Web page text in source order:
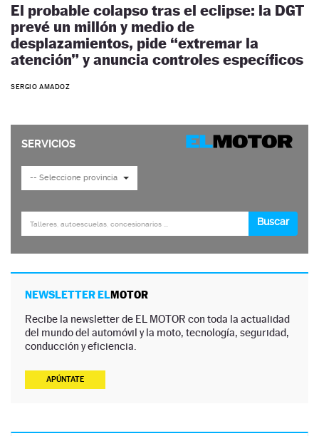
El probable colapso tras el eclipse: la DGT
prevé un millón y medio de
desplazamientos, pide “extremar la
atención” y anuncia controles específicos
SERGIO AMADOZ
NEWSLETTER ELMOTOR
Recibe la newsletter de EL MOTOR con toda la actualidad
del mundo del automóvil y la moto, tecnología, seguridad,
conducción y eficiencia.
APÚNTATE